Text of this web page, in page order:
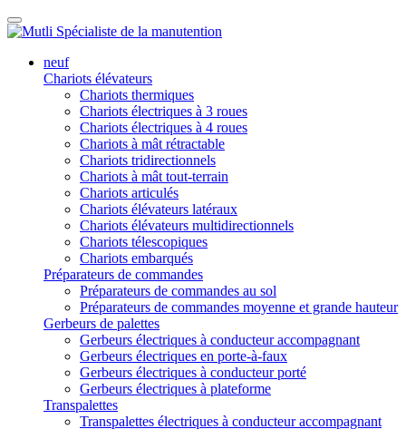
neuf
Chariots élévateurs
Chariots thermiques
Chariots électriques à 3 roues
Chariots électriques à 4 roues
Chariots à mât rétractable
Chariots tridirectionnels
Chariots à mât tout-terrain
Chariots articulés
Chariots élévateurs latéraux
Chariots élévateurs multidirectionnels
Chariots télescopiques
Chariots embarqués
Préparateurs de commandes
Préparateurs de commandes au sol
Préparateurs de commandes moyenne et grande hauteur
Gerbeurs de palettes
Gerbeurs électriques à conducteur accompagnant
Gerbeurs électriques en porte-à-faux
Gerbeurs électriques à conducteur porté
Gerbeurs électriques à plateforme
Transpalettes
Transpalettes électriques à conducteur accompagnant